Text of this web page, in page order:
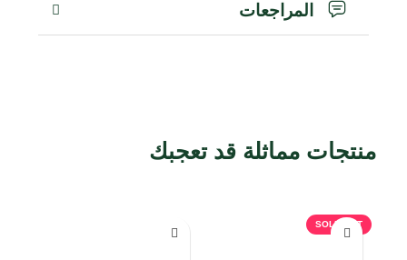
المراجعات
منتجات مماثلة قد تعجبك
SOLD OUT